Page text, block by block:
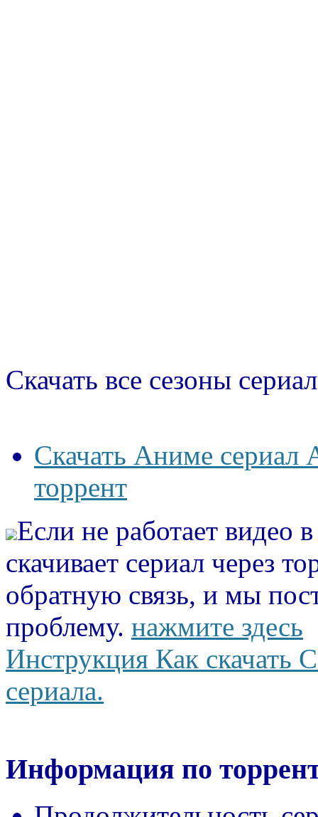
Скачать все сезоны
Скачать Аниме сериал
торрент
Если не работает видео
скачивает сериал через
обратную связь, и мы
проблему. нажмите здесь
Инструкция Как скачать
сериала.
Информация по